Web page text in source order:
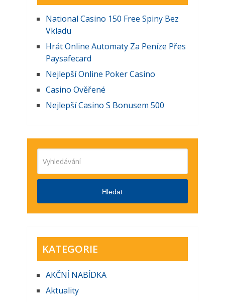
National Casino 150 Free Spiny Bez
Vkladu
Hrát Online Automaty Za Peníze Přes
Paysafecard
Nejlepší Online Poker Casino
Casino Ověřené
Nejlepší Casino S Bonusem 500
Hledat
KATEGORIE
AKČNĺ NABĺDKA
Aktuality